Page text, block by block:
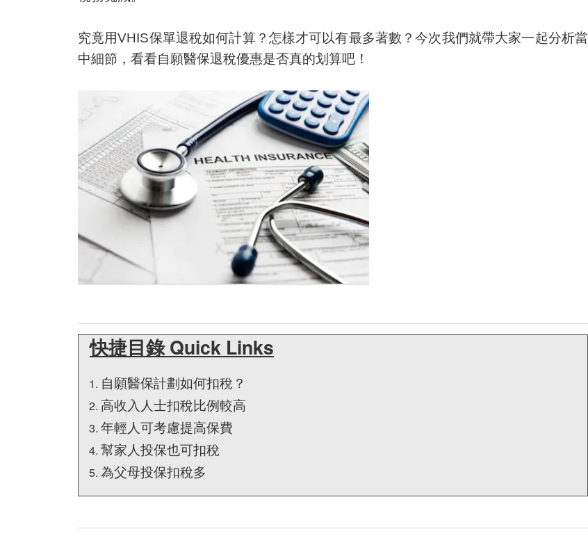
究竟用VHIS保單退稅如何計算？怎樣才可以有最多著數？今次我們就帶大家一起分析當
中細節，看看自願醫保退稅優惠是否真的划算吧！
快捷目錄 Quick Links
自願醫保計劃如何扣稅？
高收入人士扣稅比例較高
年輕人可考慮提高保費
幫家人投保也可扣稅
為父母投保扣稅多